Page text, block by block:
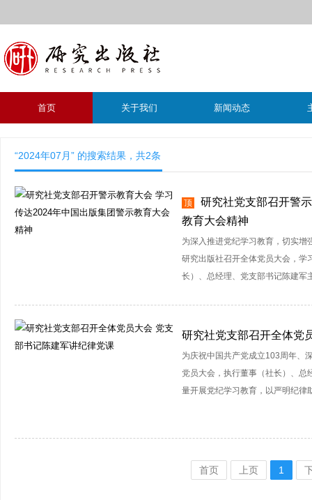
首页 关于我们 新闻动态
“2024年07月” 的搜索结果，共2条
顶
研究社党支部召开警
教育大会精神
为深入推进党纪学习教育，切实
研究出版社召开全体党员大会，学
长）、总经理、党支部书记陈建军
研究社党支部召开全体党
为庆祝中国共产党成立103周年、
党员大会，执行董事（社长）、总
量开展党纪学习教育，以严明纪律
首页 上页 1